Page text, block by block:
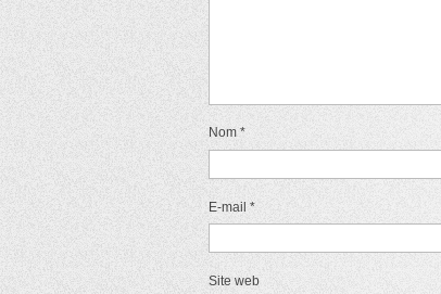
Nom *
E-mail *
Site web